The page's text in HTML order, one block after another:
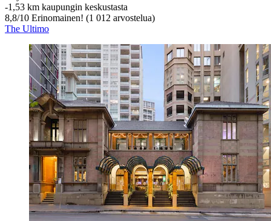
‐1,53 km kaupungin keskustasta
8,8/10 Erinomainen! (1 012 arvostelua)
The Ultimo